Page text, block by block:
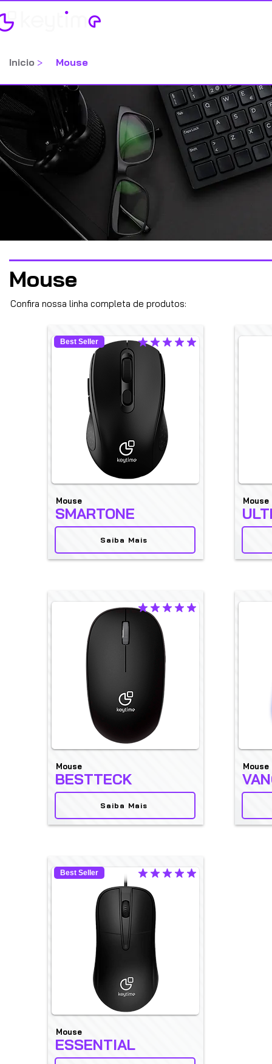
Inicio > Mouse
Mouse
Confira nossa linha completa de produtos:
Best Seller la calificación promedio es 5 de 5
SMARTONE
Mouse
Saiba Mais
la calificación promedio es 5 de 5
BESTTECK
Mouse
Saiba Mais
Mouse
Mouse
Best Seller la calificación promedio es 4.9 de 5
ESSENTIAL
Mouse